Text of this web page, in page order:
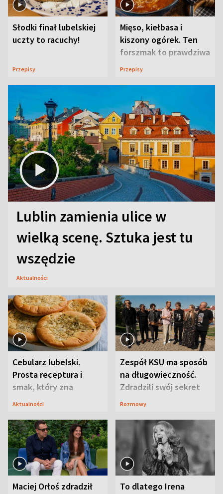
Słodki finał lubelskiej
uczty to racuchy!
Przepisy
Mięso, kiełbasa i
kiszony ogórek. Ten
forszmak to prawdziwa
uczta
Przepisy
Lublin zamienia ulice w
wielką scenę. Sztuka jest tu
wszędzie
Aktualności
Cebularz lubelski.
Prosta receptura i
smak, który zna
Lubelszczyzna
Aktualności
Zespół KSU ma sposób
na długowieczność.
Zdradzili swój sekret
Rozmowy
Maciej Orłoś zdradził
To dlatego Irena